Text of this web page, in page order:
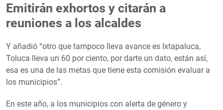
Emitirán exhortos y citarán a
reuniones a los alcaldes
Y añadió “otro que tampoco lleva avance es Ixtapaluca,
Toluca lleva un 60 por ciento, por darte un dato, están así,
esa es una de las metas que tiene esta comisión evaluar a
los municipios”.
En este año, a los municipios con alerta de género y